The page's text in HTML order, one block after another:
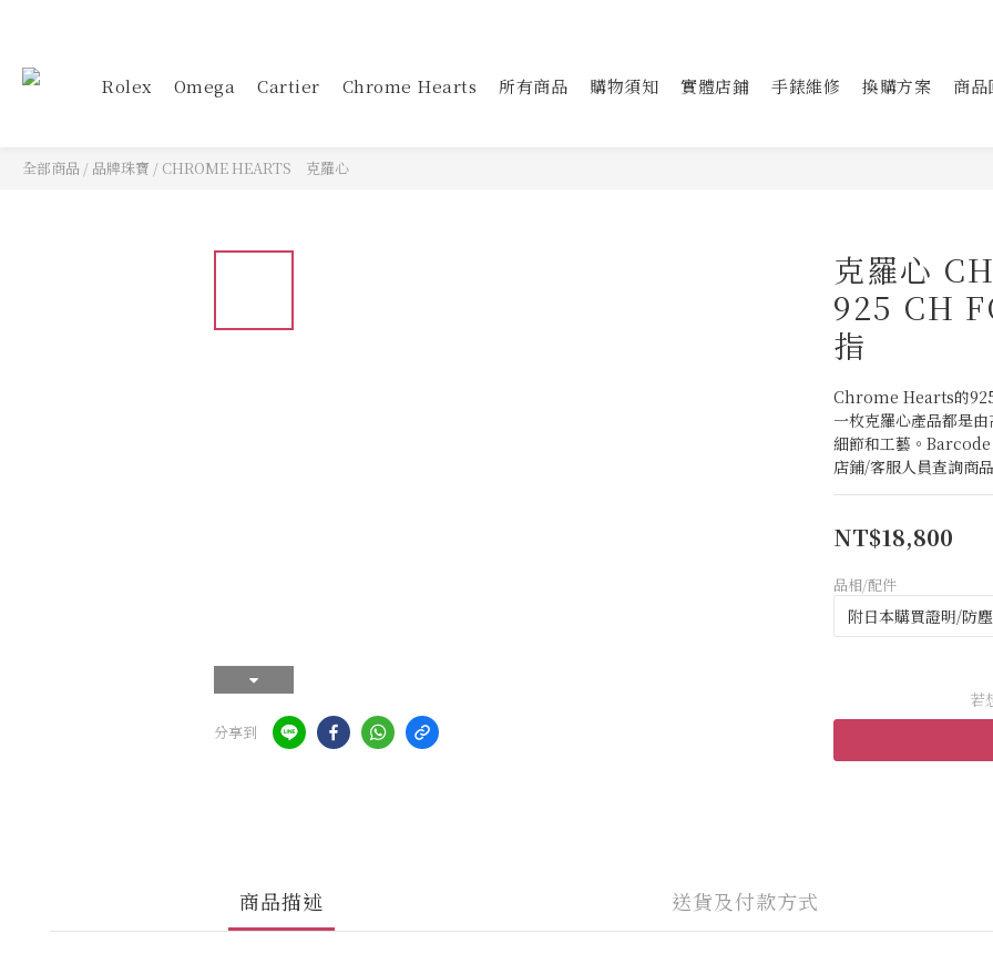
Rolex Omega Cartier Chrome Hearts 所有商品 購物須知 實體店鋪 手錶維修 換購方案 商品
全部商品 / 品牌珠寶 / CHROME HEARTS 克羅心
分享到
克羅心
925 CH
指
Chrome Hearts的925
一枚克羅心產品都是
細節和工藝。
店鋪/客服人員查詢商
NT$18,800
品相/配件
若
商品描述 送貨及付款方式